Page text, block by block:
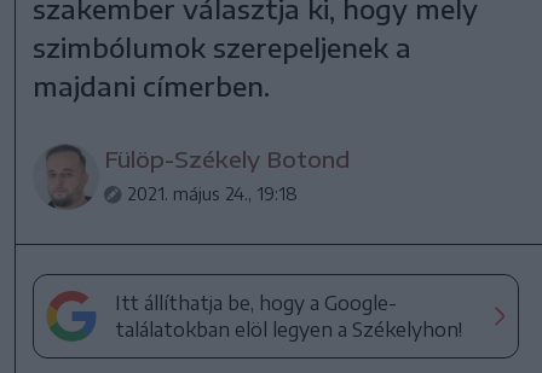
szakember választja ki, hogy mely
szimbólumok szerepeljenek a
majdani címerben.
Fülöp-Székely Botond
2021. május 24., 19:18
Itt állíthatja be, hogy a Google-
találatokban elöl legyen a Székelyhon!